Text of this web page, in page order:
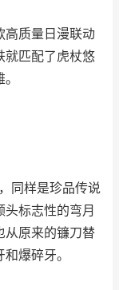
高质量日漫联动
就匹配了虎杖悠
同样是珍品传说
标志性的弯月
从原来的镰刀替
爆碎牙。